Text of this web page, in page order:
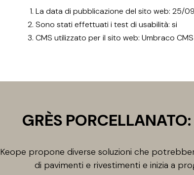
La data di pubblicazione del sito web: 25/
Sono stati effettuati i test di usabilità: si
CMS utilizzato per il sito web: Umbraco CMS
GRÈS
Keope propone diverse soluzioni che
di pavimenti e rivestimenti e inizia a